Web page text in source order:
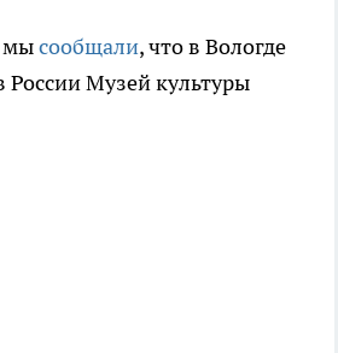
мысообщали, что в Вологде
Музей культуры